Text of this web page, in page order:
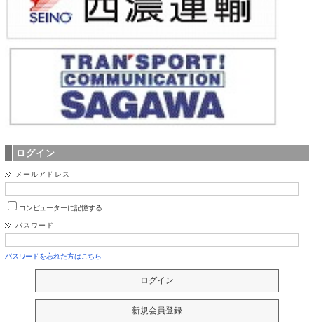
ログイン
メールアドレス
コンピューターに記憶する
パスワード
パスワードを忘れた方はこちら